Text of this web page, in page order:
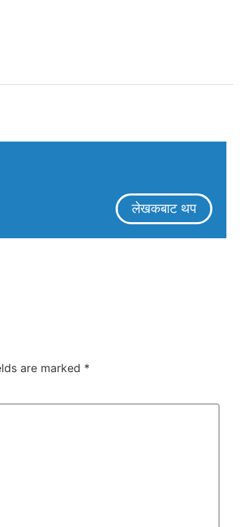
लेखकबाट थप
are marked *